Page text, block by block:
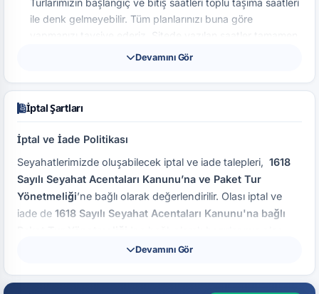
Turlarımızın başlangıç ​​ve bitiş saatleri toplu taşıma saatleri
ile denk gelmeyebilir. Tüm planlarınızı buna göre
yapmanızı tavsiye ederiz. Sitede yazılan saatler tamamen
bilgilendirme amaçlı olup kesin buluşma saati ve noktası,
tarafınıza gönderilir. Turdan önce bu bilgiye ulaşmadan
değiştirilmesinde değişiklik yapma hakkı, acentemizde
Tur sırasında unutulan/kaybolan/çalınan nakliye acentemiz
kesinlikle sorumlu değildir.
Turlarımızda araçlardaki kişilere göre tedarik edilmektedir.
Gelecek olan aracın araçlarıya ilişkin bilgilendirme
Yerel otoriteler tarafından gezilmesine/gidilmesine
herhangi bir nedenle izin verilmeyen gezi veya turlar
Devamını Gör
İptal Şartları
İptal ve İade Politikası
Seyahatlerimizde oluşabilecek iptal ve iade talepleri, 1618
Sayılı Seyahat Acentaları Kanunu’na ve Paket Tur
Yönetmeliği’ne bağlı olarak değerlendirilir. Olası iptal ve
iade de 1618 Sayılı Seyahat Acentaları Kanunu'na bağlı
'nde geçerli olan ilgili maddeler esas
kurulduğunu, bir yasası olduğunu vePaket Tur
Devamını Gör